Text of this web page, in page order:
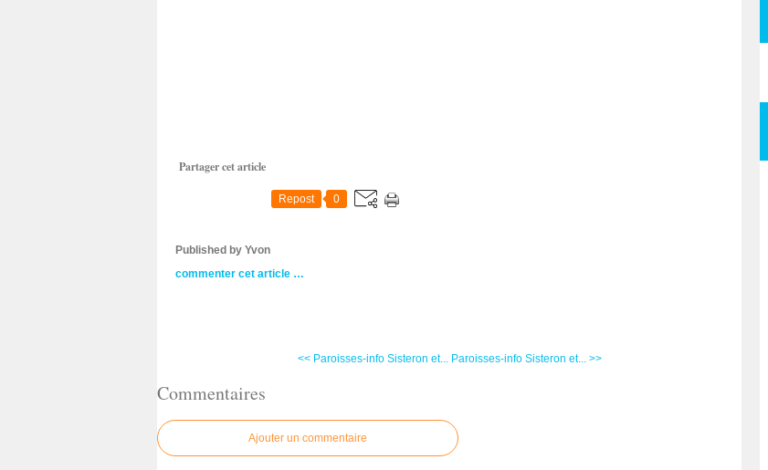
Partager cet article
Repost 0
Published by Yvon
commenter cet article …
<< Paroisses-info Sisteron et... Paroisses-info Sisteron et... >>
Commentaires
Ajouter un commentaire